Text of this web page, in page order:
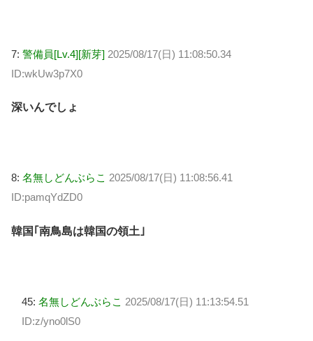
7: 警備員[Lv.4][新芽] 2025/08/17(日) 11:08:50.34
ID:wkUw3p7X0
深いんでしょ
8: 名無しどんぶらこ 2025/08/17(日) 11:08:56.41
ID:pamqYdZD0
韓国｢南鳥島は韓国の領土｣
45: 名無しどんぶらこ 2025/08/17(日) 11:13:54.51
ID:z/yno0lS0